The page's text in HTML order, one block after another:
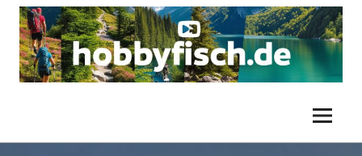
Zum
Inhalt
springen
Unsere
Touren
Menü